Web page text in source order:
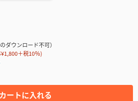
ダウンロード不可）
＋税10％)
カートに入れる